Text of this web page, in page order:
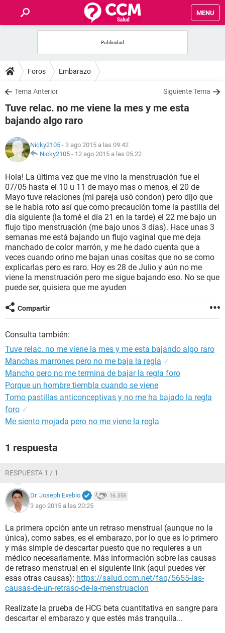
MENU
FOROS
SALUD
FAMILIA
NUTRICIÓN
SEXUALIDAD
GLOSARIO
Foros Embarazo
Tema Anterior Siguiente Tema
Tuve relac. no me viene la mes y me esta
bajando algo raro
Nicky2105 - 3 ago 2015 a las 09:42
Nicky2105 - 12 ago 2015 a las 05:22
Hola! La última vez que me vino la menstruación fue el
07/05 hasta el 10 u 11 de mayo mas o menos, el 20 de
Mayo tuve relaciones (mi pareja usó condon) pero dijo que
se le había roto así que como precaución tome la pastilla del
día siguiente (la tomé el día 21 en la tarde) el 22 me bajo un
flujo tipo menstruación (me bajo unos 3 días). Hace unas 3
semanas me está bajando un flujo vaginal que me deja
manchado de color marrón, y me he dado cuenta que a
veces cuando orino me bajan unas cositas que no se como
explicarlas pero es raro. Hoy es 28 de Julio y aún no me
viene la menstruación pero me sigue bajando eso. No se que
puede ser, quisiera que me ayuden
Compartir
Consulta también:
Tuve relac. no me viene la mes y me esta bajando algo raro
Manchas marrones pero no me baja la regla ✓
Mancho pero no me termina de bajar la regla foro
Porque un hombre tiembla cuando se viene
Tomo pastillas anticonceptivas y no me ha bajado la regla
foro ✓
Me siento mojada pero no me viene la regla
1 respuesta
RESPUESTA 1 / 1
Dr. Joseph Exebio 16.358
3 ago 2015 a las 20:25
La primera opción ante un retraso menstrual (aunque no la
única), como sabes, es el embarazo, por lo que es lo primero
y más simple de descartar puesto que no requieres a un
médico necesariamente. Más información sobre las causas
de retraso menstrual en el siguiente link (aquí puedes ver
esas otras causas): https://salud.ccm.net/faq/5655-las-
causas-de-un-retraso-de-la-menstruacion
Realízate la prueba de HCG beta cuantitativa en sangre para
descartar el embarazo y que estés más tranquila...